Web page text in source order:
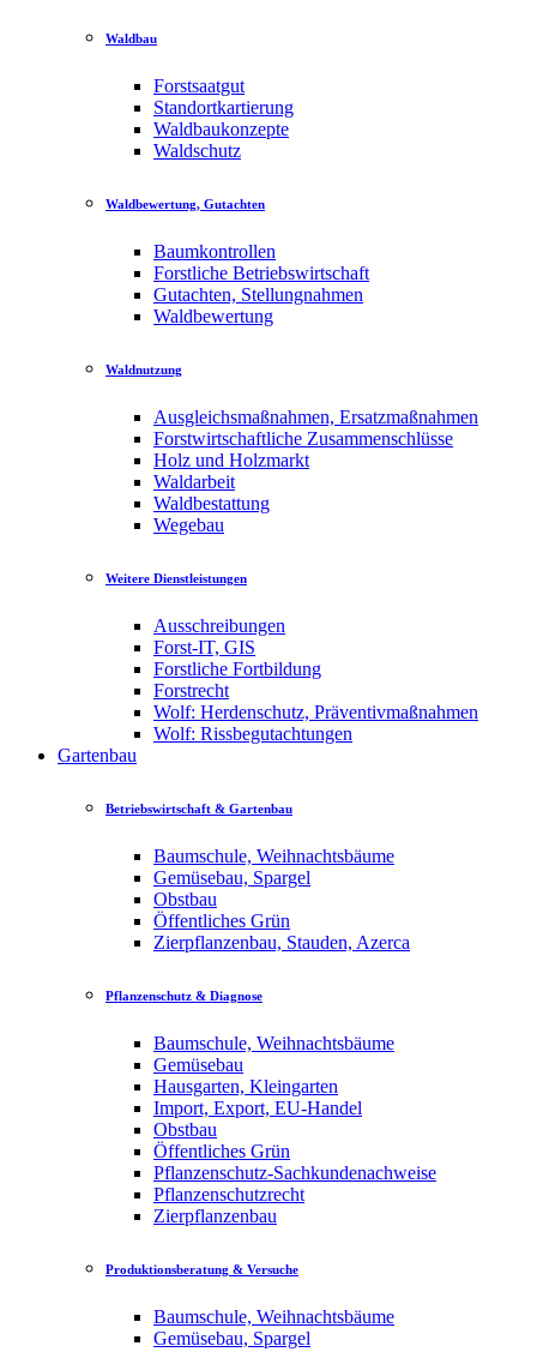
Waldbau
Forstsaatgut
Standortkartierung
Waldbaukonzepte
Waldschutz
Waldbewertung, Gutachten
Baumkontrollen
Forstliche Betriebswirtschaft
Gutachten, Stellungnahmen
Waldbewertung
Waldnutzung
Ausgleichsmaßnahmen, Ersatzmaßnahmen
Forstwirtschaftliche Zusammenschlüsse
Holz und Holzmarkt
Waldarbeit
Waldbestattung
Wegebau
Weitere Dienstleistungen
Ausschreibungen
Forst-IT, GIS
Forstliche Fortbildung
Forstrecht
Wolf: Herdenschutz, Präventivmaßnahmen
Wolf: Rissbegutachtungen
Gartenbau
Betriebswirtschaft & Gartenbau
Baumschule, Weihnachtsbäume
Gemüsebau, Spargel
Obstbau
Öffentliches Grün
Zierpflanzenbau, Stauden, Azerca
Pflanzenschutz & Diagnose
Baumschule, Weihnachtsbäume
Gemüsebau
Hausgarten, Kleingarten
Import, Export, EU-Handel
Obstbau
Öffentliches Grün
Pflanzenschutz-Sachkundenachweise
Pflanzenschutzrecht
Zierpflanzenbau
Produktionsberatung & Versuche
Baumschule, Weihnachtsbäume
Gemüsebau, Spargel